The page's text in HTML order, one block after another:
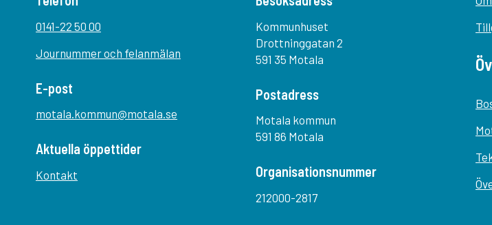
0141-22 50 00
Journummer och felanmälan
E-post
motala.kommun@motala.se
Aktuella öppettider
Kontakt
Kommunhuset
Drottninggatan 2
591 35 Motala
Postadress
Motala kommun
591 86 Motala
Organisationsnummer
212000-2817